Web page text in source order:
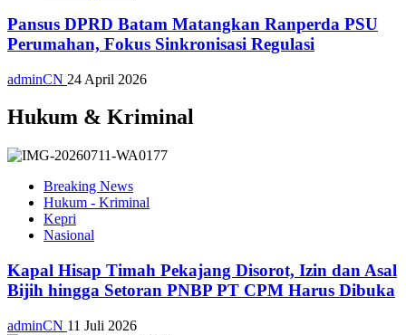
Pansus DPRD Batam Matangkan Ranperda PSU
Perumahan, Fokus Sinkronisasi Regulasi
adminCN 24 April 2026
Hukum & Kriminal
Breaking News
Hukum - Kriminal
Kepri
Nasional
Kapal Hisap Timah Pekajang Disorot, Izin dan Asal
Bijih hingga Setoran PNBP PT CPM Harus Dibuka
adminCN 11 Juli 2026